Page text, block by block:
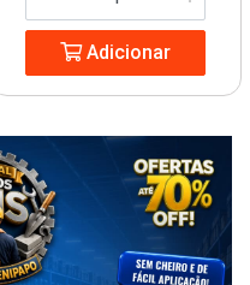
Adicionar